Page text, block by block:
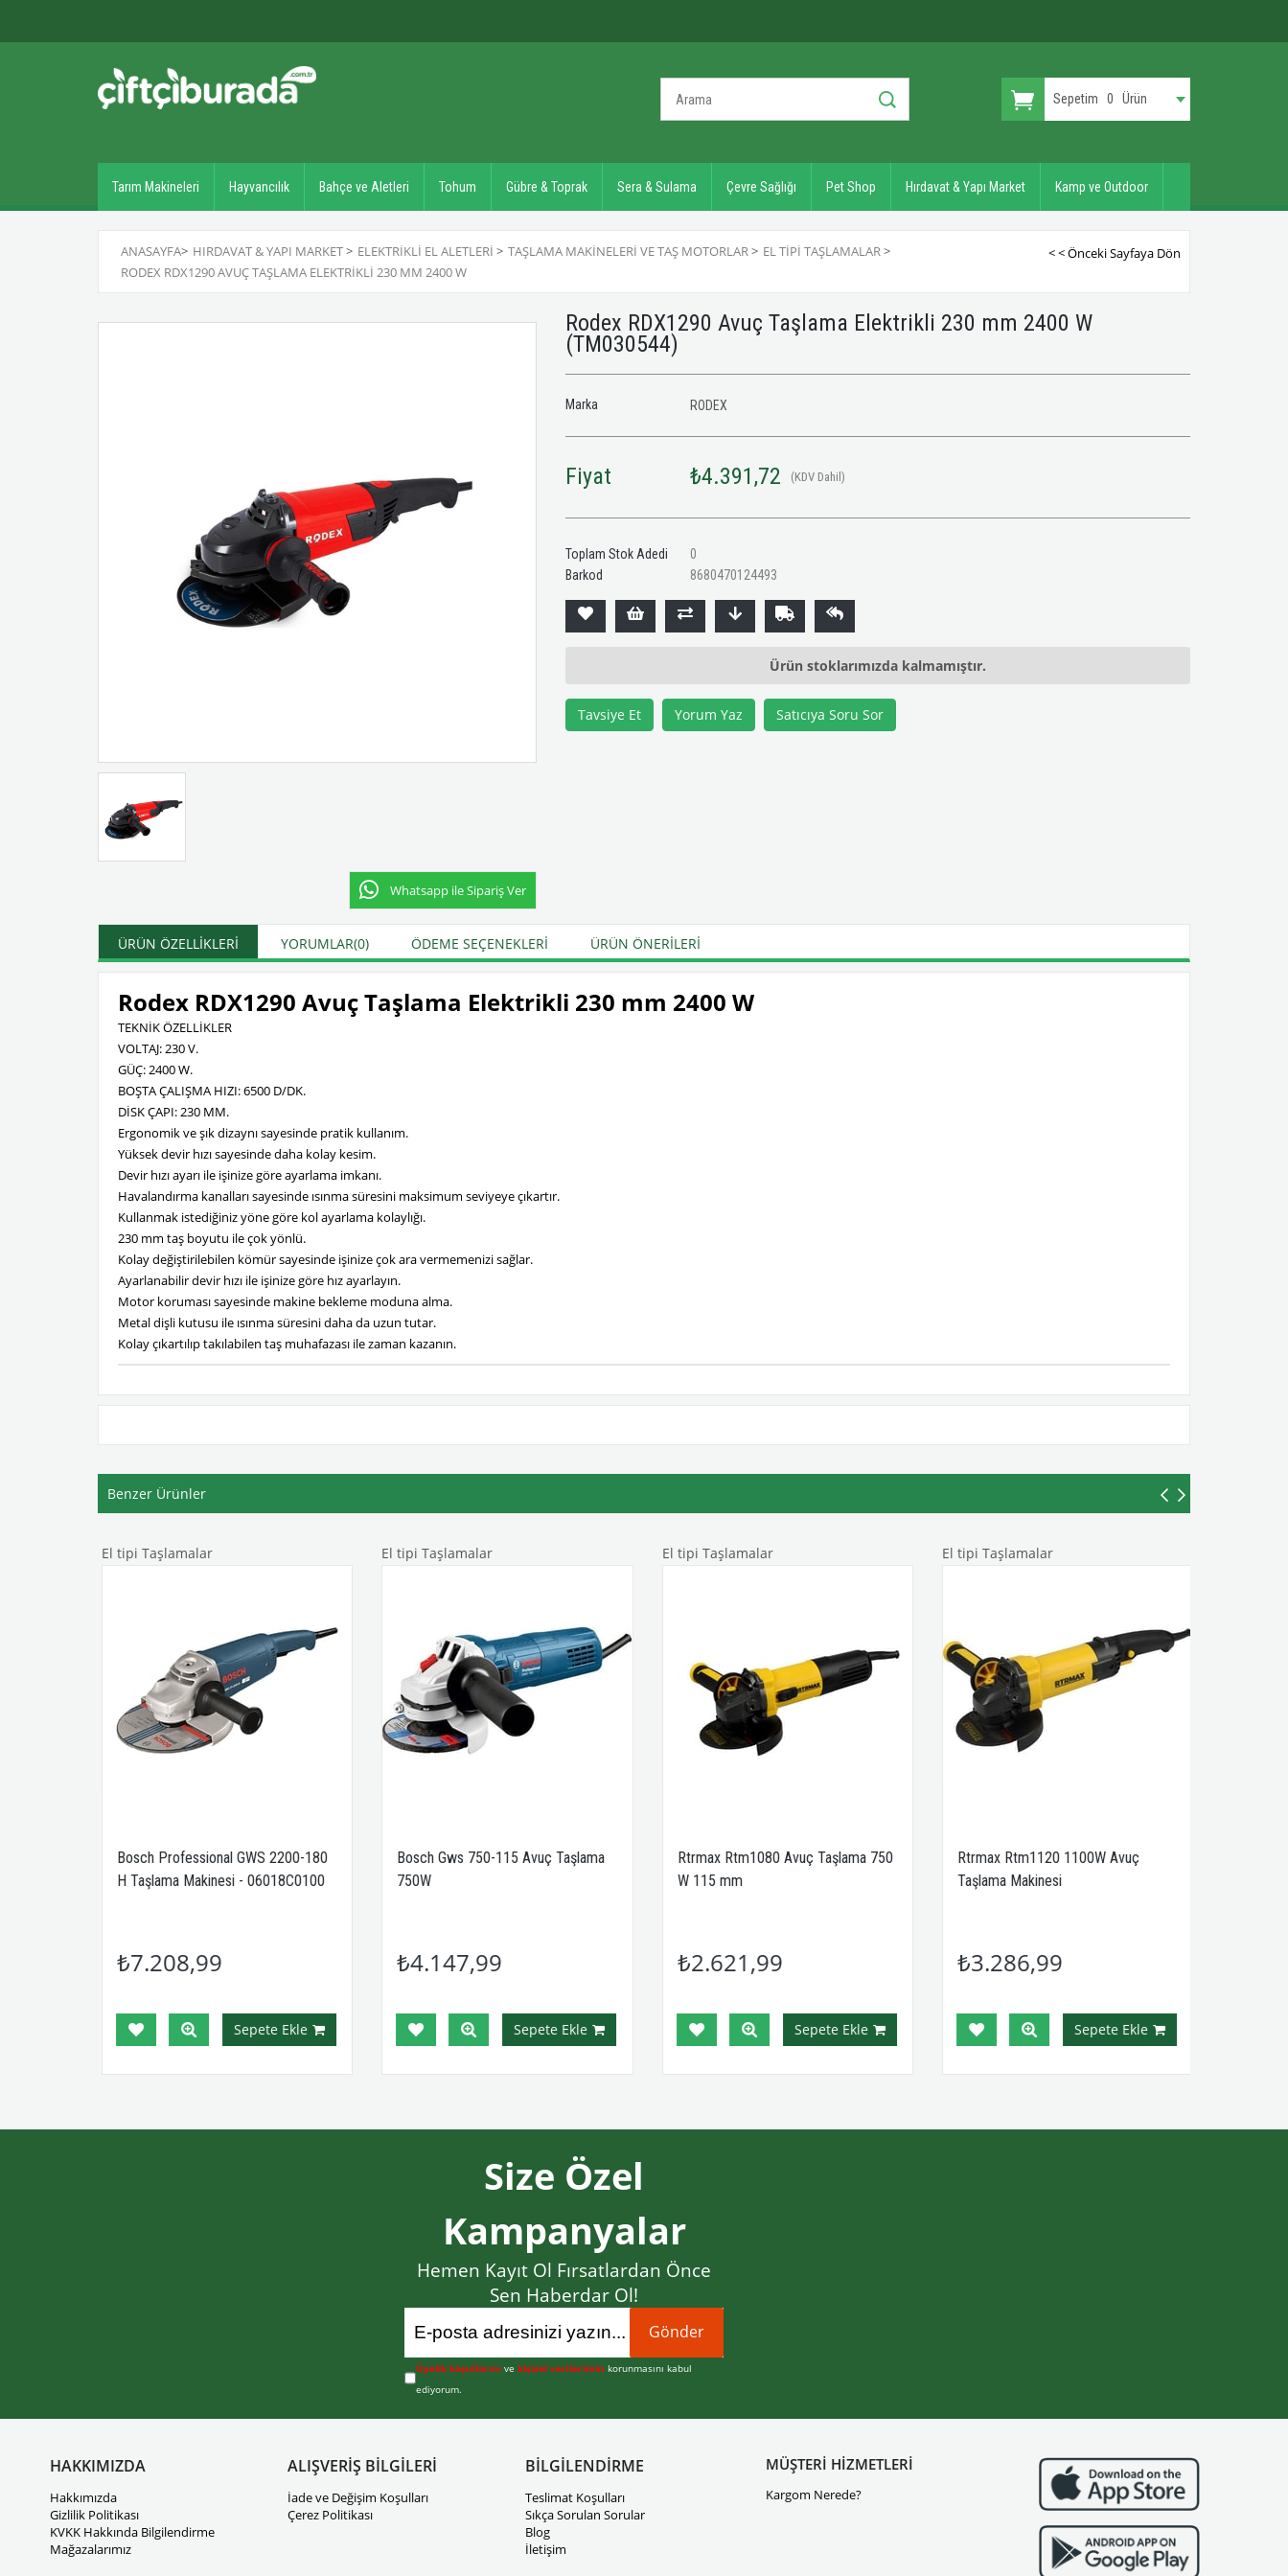
Sepetim 0 Ürün
Tarım Makineleri Hayvancılık Bahçe ve Aletleri Tohum Gübre & Toprak Sera & Sulama Çevre Sağlığı Pet Shop Hırdavat & Yapı Market Kamp ve Outdoor
ANASAYFA> HIRDAVAT & YAPI MARKET> ELEKTRIKLI EL ALETLERI > TAŞLAMA MAKINELERI VE TAŞ MOTORLAR> EL TIPI TAŞLAMALAR>
RODEX RDX1290 AVUÇ TAŞLAMA ELEKTRIKLI 230 MM 2400 W
< < Önceki Sayfaya Dön
Whatsapp ile Sipariş Ver
Rodex RDX1290 Avuç Taşlama Elektrikli 230 mm 2400 W
(TM030544)
Marka RODEX
Fiyat ₺4.391,72 (KDV Dahil)
Toplam Stok Adedi
0
Barkod
8680470124493
Ürün stoklarımızda kalmamıştır.
Tavsiye Et Yorum Yaz Satıcıya Soru Sor
ÜRÜN ÖZELLIKLERI YORUMLAR(0) ÖDEME SEÇENEKLERI ÜRÜN ÖNERILERI
Rodex RDX1290 Avuç Taşlama Elektrikli 230 mm 2400 W
TEKNİK ÖZELLİKLER
VOLTAJ: 230 V.
GÜÇ: 2400 W.
BOŞTA ÇALIŞMA HIZI: 6500 D/DK.
DİSK ÇAPI: 230 MM.
Ergonomik ve şık dizaynı sayesinde pratik kullanım.
Yüksek devir hızı sayesinde daha kolay kesim.
Devir hızı ayarı ile işinize göre ayarlama imkanı.
Havalandırma kanalları sayesinde ısınma süresini maksimum seviyeye çıkartır.
Kullanmak istediğiniz yöne göre kol ayarlama kolaylığı.
230 mm taş boyutu ile çok yönlü.
Kolay değiştirilebilen kömür sayesinde işinize çok ara vermemenizi sağlar.
Ayarlanabilir devir hızı ile işinize göre hız ayarlayın.
Motor koruması sayesinde makine bekleme moduna alma.
Metal dişli kutusu ile ısınma süresini daha da uzun tutar.
Kolay çıkartılıp takılabilen taş muhafazası ile zaman kazanın.
Benzer Ürünler
El tipi Taşlamalar
Bosch Professional GWS 2200-180
H Taşlama Makinesi - 06018C0100
₺7.208,99
Sepete Ekle
El tipi Taşlamalar
Bosch Gws 750-115 Avuç Taşlama
750W
₺4.147,99
Sepete Ekle
El tipi Taşlamalar
Rtrmax Rtm1080 Avuç Taşlama 750
W 115 mm
₺2.621,99
Sepete Ekle
El tipi Taşlamalar
Rtrmax Rtm1120 1100W Avuç
Taşlama Makinesi
₺3.286,99
Sepete Ekle
Size Özel
Kampanyalar
Hemen Kayıt Ol Fırsatlardan Önce
Sen Haberdar Ol!
Gönder
Üyelik koşullarını vekişisel verilerimin korunmasını kabul
ediyorum.
HAKKIMIZDA
Hakkımızda
Gizlilik Politikası
KVKK Hakkında Bilgilendirme
Mağazalarımız
ALIŞVERİŞ BİLGİLERİ
İade ve Değişim Koşulları
Çerez Politikası
BİLGİLENDİRME
Teslimat Koşulları
Sıkça Sorulan Sorular
Blog
İletişim
MÜŞTERİ HİZMETLERİ
Kargom Nerede?